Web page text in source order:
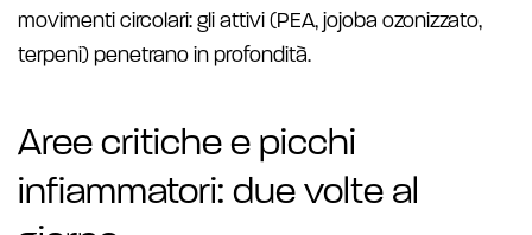
movimenti circolari: gli attivi (PEA, jojoba ozonizzato,
terpeni) penetrano in profondità.
Aree critiche e picchi
infiammatori: due volte al